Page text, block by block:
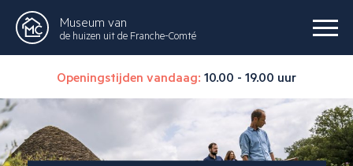
Museum van
de huizen uit de Franche-Comté
Openingstijden vandaag: 10.00 - 19.00 uur